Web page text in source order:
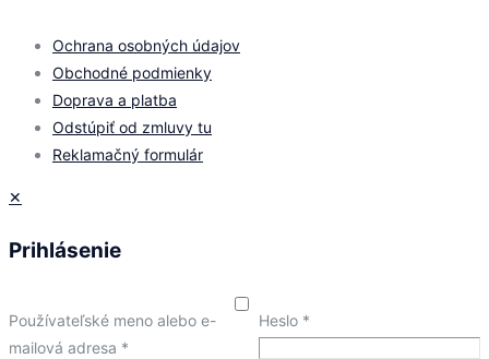
Ochrana osobných údajov
Obchodné podmienky
Doprava a platba
Odstúpiť od zmluvy tu
Reklamačný formulár
✕
Prihlásenie
Používateľské meno alebo e-
mailová adresa *
Heslo *